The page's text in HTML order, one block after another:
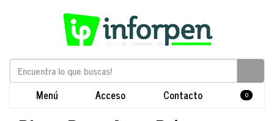
Menú Acceso Contacto 0